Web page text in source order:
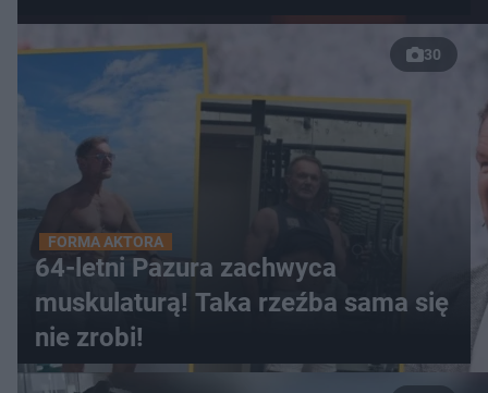
30
FORMA AKTORA
64-letni Pazura zachwyca
muskulaturą! Taka rzeźba sama się
nie zrobi!